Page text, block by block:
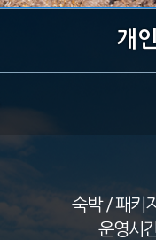
개
숙박 / 패키
운영시